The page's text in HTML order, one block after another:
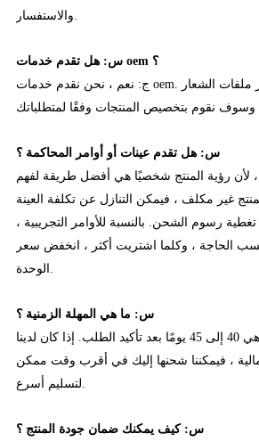
س: هل تقدم خدمات oem ؟
ج: نعم ، نحن نقدم خدمات oem. تحتاج فقط إلى توفير ملفات الشعار
س: هل تقدم عينات أو أوامر المحاكمة ؟
، لأن رؤية المنتج شخصيًا هي أفضل طريقة لفهم
غير مكلف ، فيمكن التنازل عن تكلفة العينة
رسوم الشحن. بالنسبة للأوامر التجريبية ،
الحاجة ، وكلما اشتريت أكثر ، انخفض سعر
س: ما هي المهلة الزمنية ؟
ج: المهلة النموذجية هي 40 إلى 45 يومًا بعد تأكيد الطلب. إذا كان لدينا
، فيمكننا شحنها إليك في أقرب وقت ممكن
س: كيف يمكنك ضمان جودة المنتج ؟